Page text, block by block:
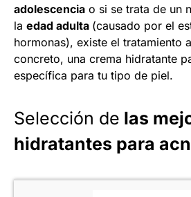
adolescencia o si se trata de un
la edad adulta (causado por el
hormonas), existe el tratamiento
concreto, una crema hidratante
específica para tu tipo de piel.
Selección de las
hidratantes para